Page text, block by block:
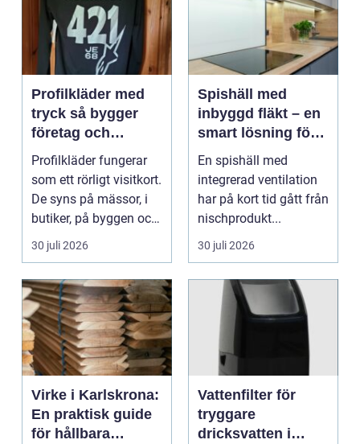
Profilkläder med
tryck så bygger
företag och
klubbar en
starkare identitet
Profilkläder fungerar
som ett rörligt visitkort.
De syns på mässor, i
butiker, på byggen och
längs v...
30 juli 2026
Spishäll med
inbyggd fläkt – en
smart lösning för
moderna kök
En spishäll med
integrerad ventilation
har på kort tid gått från
nischprodukt...
30 juli 2026
Virke i Karlskrona:
En praktisk guide
för hållbara
Vattenfilter för
tryggare
dricksvatten i